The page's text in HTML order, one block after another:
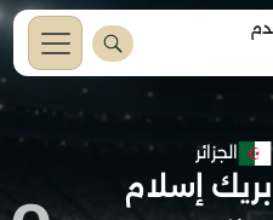
الجزائر
بريك إسلام